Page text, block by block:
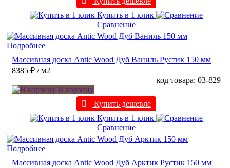
Купить в 1 клик
Сравнение
Подробнее
Массивная доска Antic Wood Дуб Ваниль Рустик 150 мм
8385 ₽ / м2
код товара: 03-829
В корзину
Купить дешевле
Купить в 1 клик
Сравнение
Подробнее
Массивная доска Antic Wood Дуб Арктик Рустик 150 мм